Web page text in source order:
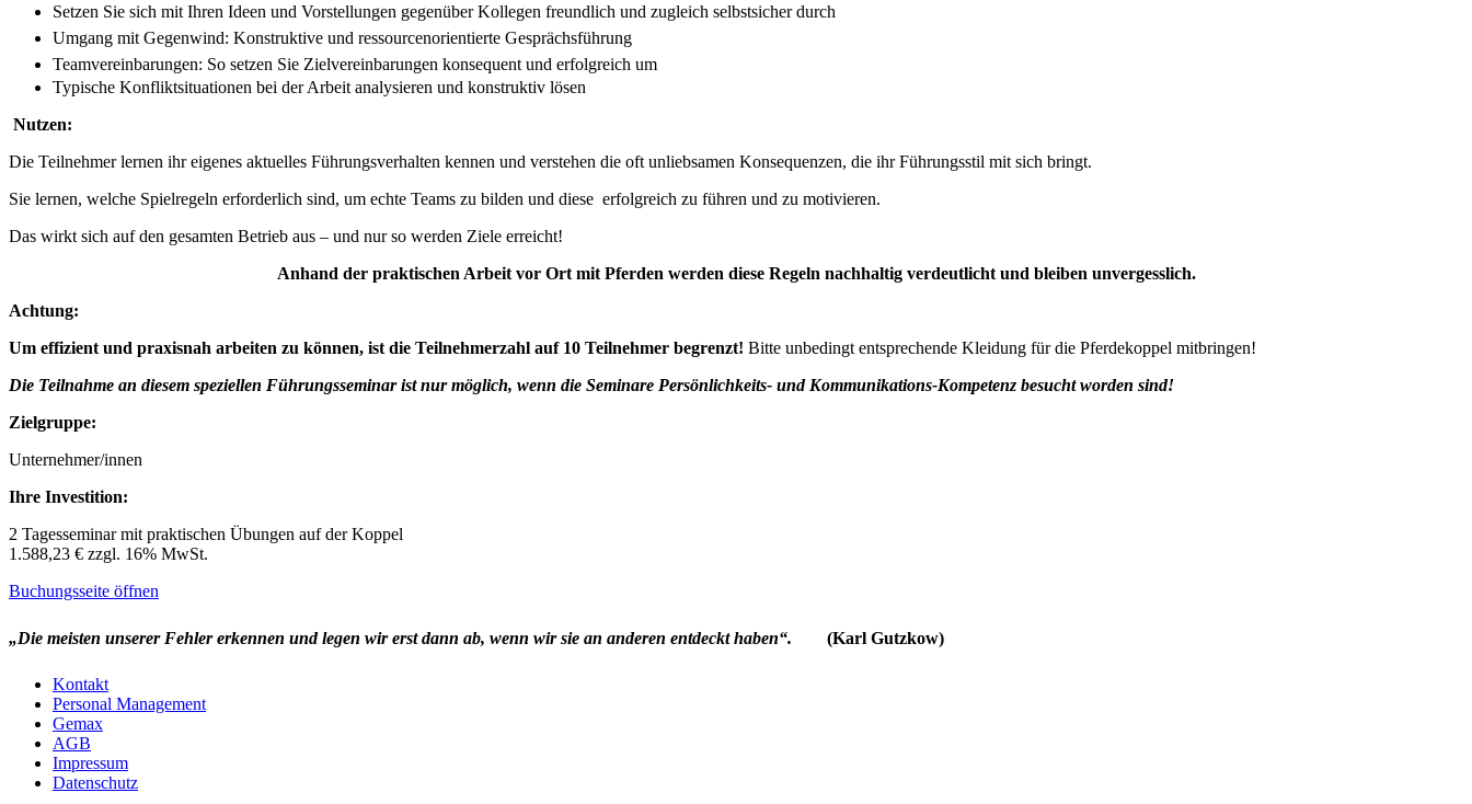
Setzen Sie sich mit Ihren Ideen und Vorstellungen gegenüber Kollegen freundlich und zugleich selbstsicher durch
Umgang mit Gegenwind: Konstruktive und ressourcenorientierte Gesprächsführung
Teamvereinbarungen: So setzen Sie Zielvereinbarungen konsequent und erfolgreich um
Typische Konfliktsituationen bei der Arbeit analysieren und konstruktiv lösen
Nutzen:
Die Teilnehmer lernen ihr eigenes aktuelles Führungsverhalten kennen und verstehen die oft unliebsamen Konsequenzen, die ihr Führungsstil mit sich bringt.
Sie lernen, welche Spielregeln erforderlich sind, um echte Teams zu bilden und diese erfolgreich zu führen und zu motivieren.
Das wirkt sich auf den gesamten Betrieb aus – und nur so werden Ziele erreicht!
Anhand der praktischen Arbeit vor Ort mit Pferden werden diese Regeln nachhaltig verdeutlicht und bleiben unvergesslich.
Achtung:
Um effizient und praxisnah arbeiten zu können, ist die Teilnehmerzahl auf 10 Teilnehmer begrenzt! Bitte unbedingt entsprechende Kleidung für die Pferdekoppel mitbringen!
Die Teilnahme an diesem speziellen Führungsseminar ist nur möglich, wenn die Seminare Persönlichkeits- und Kommunikations-Kompetenz besucht worden sind!
Zielgruppe:
Unternehmer/innen
Ihre Investition:
2 Tagesseminar mit praktischen Übungen auf der Koppel
1.588,23 € zzgl. 16% MwSt.
Buchungsseite öffnen
„Die meisten unserer Fehler erkennen und legen wir erst dann ab, wenn wir sie an anderen entdeckt haben“. (Karl Gutzkow)
Kontakt
Personal Management
Gemax
AGB
Impressum
Datenschutz